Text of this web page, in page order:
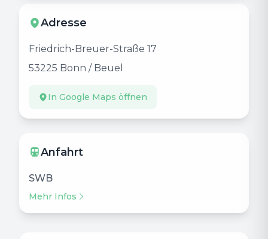
Adresse
Friedrich-Breuer-Straße 17
53225 Bonn / Beuel
In Google Maps öffnen
Anfahrt
SWB
Mehr Infos